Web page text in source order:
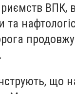
ВПК,
та
що